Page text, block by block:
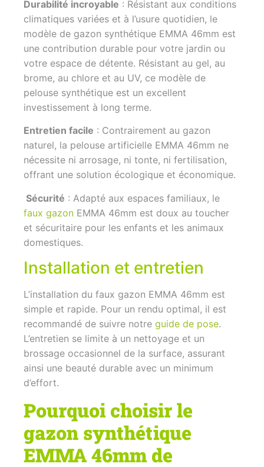
Durabilité incroyable : Résistant aux conditions
climatiques variées et à l’usure quotidien, le
modèle de gazon synthétique EMMA 46mm est
une contribution durable pour votre jardin ou
votre espace de détente. Résistant au gel, au
brome, au chlore et au UV, ce modèle de
pelouse synthétique est un excellent
investissement à long terme.
Entretien facile : Contrairement au gazon
naturel, la pelouse artificielle EMMA 46mm ne
nécessite ni arrosage, ni tonte, ni fertilisation,
offrant une solution écologique et économique.
Sécurité : Adapté aux espaces familiaux, le
faux gazon EMMA 46mm est doux au toucher
et sécuritaire pour les enfants et les animaux
domestiques.
Installation et entretien
L’installation du faux gazon EMMA 46mm est
simple et rapide. Pour un rendu optimal, il est
recommandé de suivre notre guide de pose.
L’entretien se limite à un nettoyage et un
brossage occasionnel de la surface, assurant
ainsi une beauté durable avec un minimum
d’effort.
Pourquoi choisir le
gazon synthétique
EMMA 46mm de